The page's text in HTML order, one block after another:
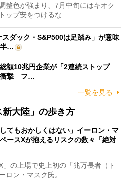
整色が強まり、7月中旬にはキオク
ップ安をつけるな…
スダック・S&P500は足踏み」が意味
半…
額10兆円企業が「2連続ストップ
衝撃 フ…
一覧を見る
大陸」の歩き方
してもおかしくはない」イーロン・マ
ースXが抱えるリスクの数々「絶対
の上場で史上初の「兆万長者（ト
ロン・マスク氏。…